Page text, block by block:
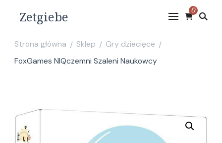
Zetgiebe 0
Strona główna / Sklep / Gry dziecięce /
FoxGames NIQczemni Szaleni Naukowcy